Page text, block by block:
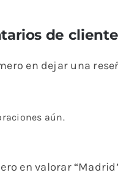
de
en dejar una
aún.
en valorar